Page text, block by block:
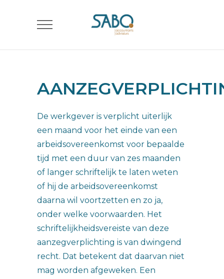
De werkgever is verplicht uiterlijk
een maand voor het einde van een
arbeidsovereenkomst voor bepaalde
tijd met een duur van zes maanden
of langer schriftelijk te laten weten
of hij de arbeidsovereenkomst
daarna wil voortzetten en zo ja,
onder welke voorwaarden. Het
schriftelijkheidsvereiste van deze
aanzegverplichting is van dwingend
recht. Dat betekent dat daarvan niet
mag worden afgeweken. Een